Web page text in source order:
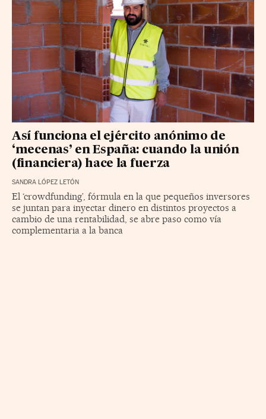
Así funciona el ejército anónimo de
‘mecenas’ en España: cuando la unión
(financiera) hace la fuerza
SANDRA LÓPEZ LETÓN
El ‘crowdfunding’, fórmula en la que pequeños inversores
se juntan para inyectar dinero en distintos proyectos a
cambio de una rentabilidad, se abre paso como vía
complementaria a la banca